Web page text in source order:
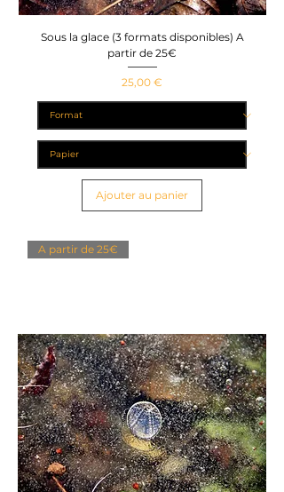
Sous la glace (3 formats disponibles) A
partir de 25€
Prix
25,00 €
Ajouter au panier
A partir de 25€